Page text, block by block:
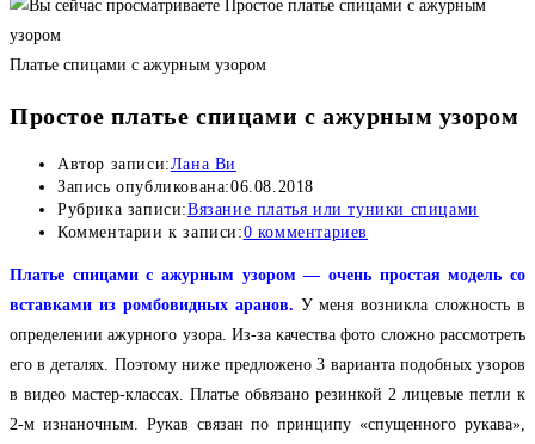
Платье спицами с ажурным узором
Простое платье спицами с ажурным узором
Автор записи:Лана Ви
Запись опубликована:06.08.2018
Рубрика записи:Вязание платья или туники спицами
Комментарии к записи:0 комментариев
Платье спицами с ажурным узором — очень простая модель со
вставками из ромбовидных аранов. У меня возникла сложность в
определении ажурного узора. Из-за качества фото сложно рассмотреть
его в деталях. Поэтому ниже предложено 3 варианта подобных узоров
в видео мастер-классах. Платье обвязано резинкой 2 лицевые петли к
2-м изнаночным. Рукав связан по принципу «спущенного рукава»,